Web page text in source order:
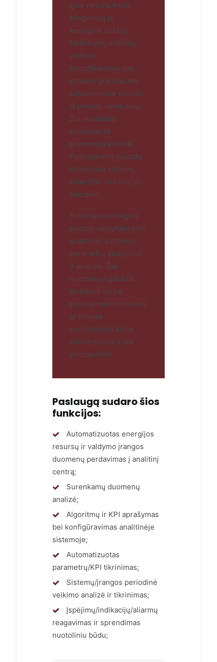
gale nesulauksite
staigmenų iš
energijos tiekėjų.
Netinkamų sistemų
veikimo
identifikavimas jus
pasieks greičiau nei
sulauktumėte skundo
iš pastato naudotojų.
Šis nuolatinis
procesas tai
prevencija ateičiai.
Pasirūpinkite pastatų
inžinerinių sistemų
sklandžiu veikimu jau
šiandien.
Sukuriama prieiga ir
pastato valdytojui prie
analitinės sistemos
parametrų stebėjimui
ir analizei. Šie
duomenys gali būti
išvedami viešai
pastato nuomininkams
ar kitiems
naudotojams kurie
suinteresuoti šiais
duomenimis.
Paslaugą sudaro šios
funkcijos:
Automatizuotas energijos
resursų ir valdymo įrangos
duomenų perdavimas į analitinį
centrą;
Surenkamų duomenų
analizė;
Algoritmų ir KPI aprašymas
bei konfigūravimas analitinėje
sistemoje;
Automatizuotas
parametrų/KPI tikrinimas;
Sistemų/įrangos periodinė
veikimo analizė ir tikrinimas;
Įspėjimų/indikacijų/aliarmų
reagavimas ir sprendimas
nuotoliniu būdu;